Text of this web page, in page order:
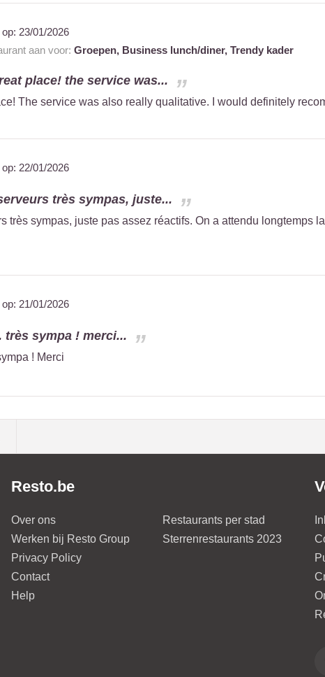
23/01/2026
aan voor: Groepen, Business lunch/diner, Trendy kader
place! the service was...
The service was also really qualitative. I would definitely
22/01/2026
très sympas, juste...
très sympas, juste pas assez réactifs. On a attendu longtemps
21/01/2026
très sympa ! merci...
! Merci
Resto.be
Over ons
Werken bij Resto Group
Privacy Policy
Contact
Help
Restaurants per stad
Sterrenrestaurants 2023